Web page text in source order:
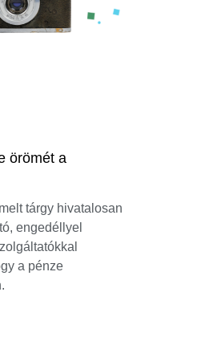
örömét a
tárgy hivatalosan
engedéllyel
a pénze